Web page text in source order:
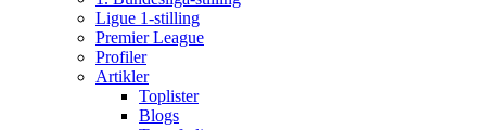
Ligue 1-stilling
Premier League
Profiler
Artikler
Toplister
Blogs